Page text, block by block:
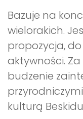
Bazuje na
wielorakich.
propozycja,
aktywności.
budzenie
kulturą